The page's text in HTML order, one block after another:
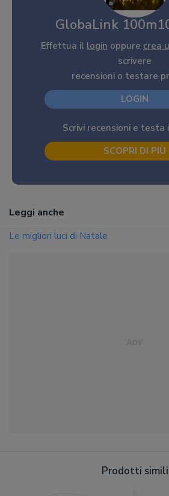
GlobaLink
Effettua il login oppure crea
scrivere
recensioni o testare
LOGIN
Scrivi recensioni e
SCOPRI DI PIÙ
Leggi anche
Le migliori luci di Natale
Prodotti simili